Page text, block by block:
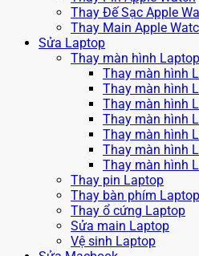
Thay Đế Sạc Apple
Thay Main Apple
Sửa Laptop
Thay màn hình Laptop
Thay màn hình
Thay màn hình
Thay màn hình
Thay màn hình
Thay màn hình
Thay màn hình
Thay màn hình
Thay pin Laptop
Thay bàn phím Laptop
Thay ổ cứng Laptop
Sửa main Laptop
Vệ sinh Laptop